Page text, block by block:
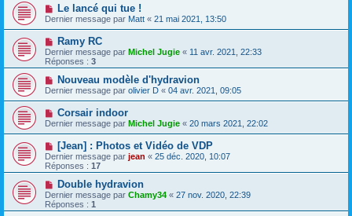
Le lancé qui tue !
Dernier message par Matt « 21 mai 2021, 13:50
Ramy RC
Dernier message par Michel Jugie « 11 avr. 2021, 22:33
Réponses : 3
Nouveau modèle d'hydravion
Dernier message par olivier D « 04 avr. 2021, 09:05
Corsair indoor
Dernier message par Michel Jugie « 20 mars 2021, 22:02
[Jean] : Photos et Vidéo de VDP
Dernier message par jean « 25 déc. 2020, 10:07
Réponses : 17
Double hydravion
Dernier message par Chamy34 « 27 nov. 2020, 22:39
Réponses : 1